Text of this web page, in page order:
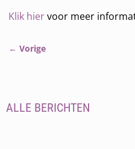
Klik hiervoor meer
← Vorige
ALLE BERICHTEN